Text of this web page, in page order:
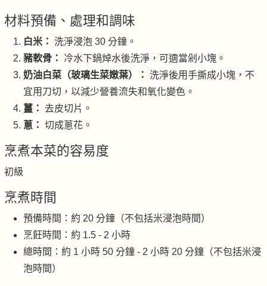
材料預備、處理和調味
白米： 洗淨浸泡 30 分鐘。
豬軟骨：
冷水下鍋焯水後洗淨，可適當剁小塊。
奶油白菜（玻璃生菜嫩葉）： 洗淨後用手撕成小塊，不
宜用刀切，以減少營養流失和氧化變色。
薑： 去皮切片。
蔥： 切成蔥花。
烹煮本菜的容易度
初級
烹煮時間
預備時間：約 20 分鐘（不包括米浸泡時間）
烹飪時間：約 1.5 - 2 小時
總時間：約 1 小時 50 分鐘 - 2 小時 20 分鐘（不包括米浸
泡時間）